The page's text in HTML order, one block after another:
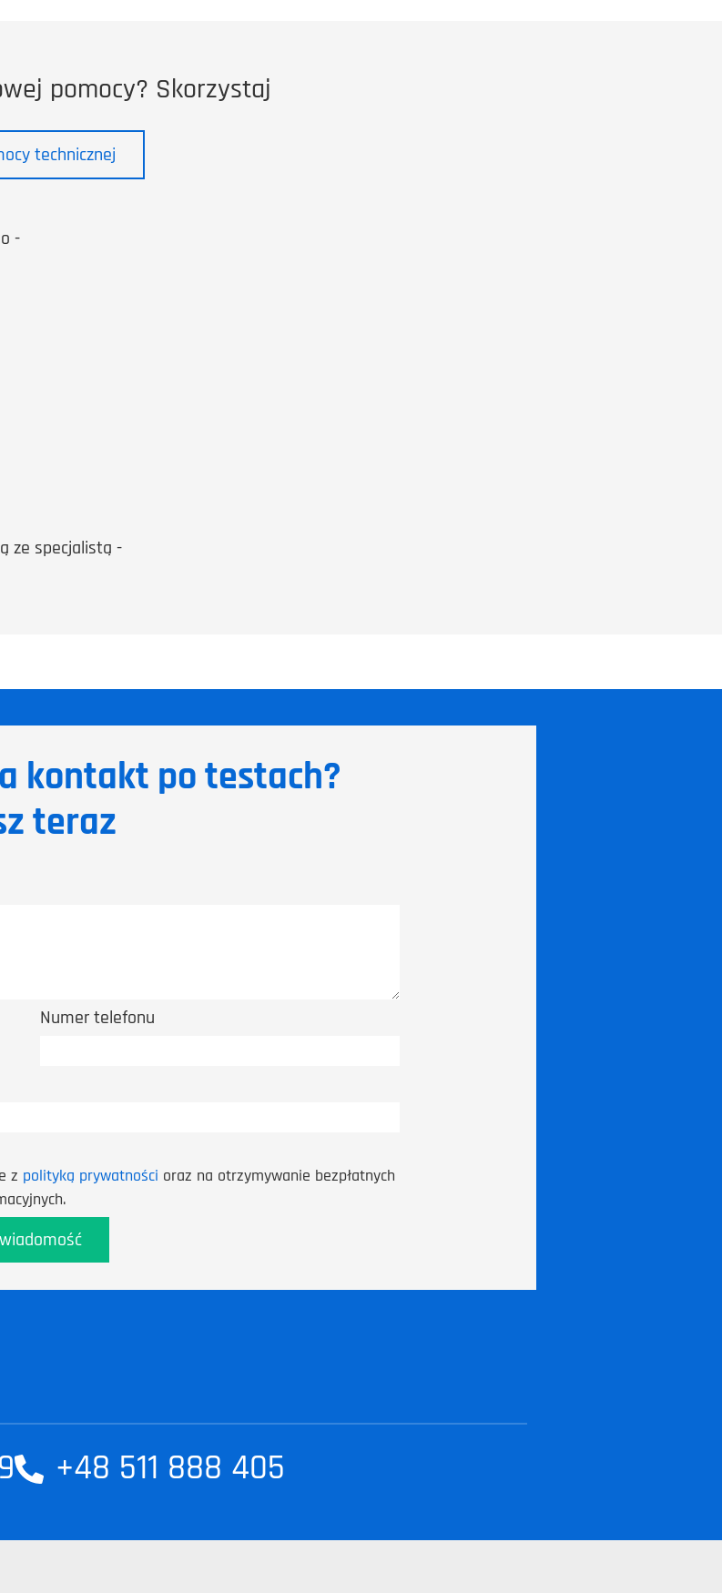
pomocy? Skorzystaj
technicznej
-
ze specjalistą -
kontakt po testach?
teraz
Numer telefonu
z polityką prywatności oraz na otrzymywanie bezpłatnych
+48 511 888 405